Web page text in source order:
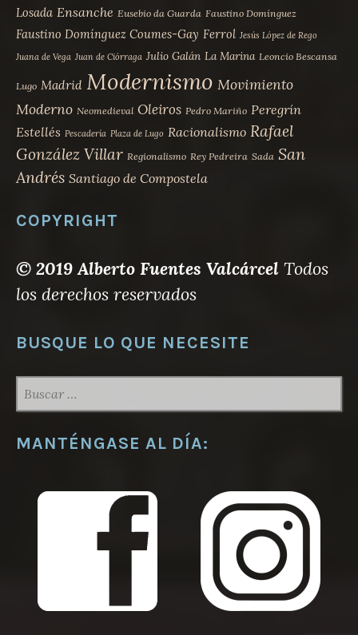
Losada Ensanche Eusebio da Guarda Faustino Domínguez
Faustino Domínguez Coumes-Gay Ferrol Jesús López de Rego
Juana de Vega Juan de Ciórraga Julio Galán La Marina Leoncio Bescansa
Lugo Madrid Modernismo Movimiento
Moderno Neomedieval Oleiros Pedro Mariño Peregrín
Estellés Pescadería Plaza de Lugo Racionalismo Rafael
González Villar Regionalismo Rey Pedreira Sada San
Andrés Santiago de Compostela
COPYRIGHT
© 2019 Alberto Fuentes Valcárcel Todos
los derechos reservados
BUSQUE LO QUE NECESITE
MANTÉNGASE AL DÍA: